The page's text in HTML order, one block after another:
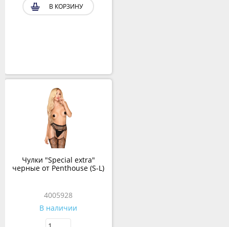
В КОРЗИНУ
Чулки "Special extra"
черные от Penthouse (S-L)
4005928
В наличии